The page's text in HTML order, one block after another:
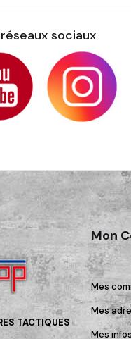
sociaux
TACTIQUES
Mon
Mes
Mes
Mes